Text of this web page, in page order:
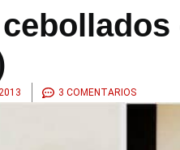
3 COMENTARIOS